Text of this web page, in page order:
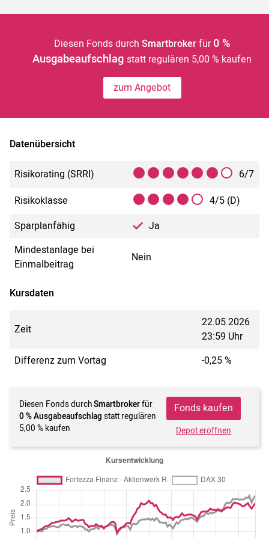
Diesen Fonds durch Smartbrokerfür 0 %
Ausgabeaufschlagstatt regulären 5,00 % kaufen
zum Angebot
Datenübersicht
Risikorating (SRRI)
6/7
Risikoklasse
4/5 (D)
Sparplanfähig
Ja
Mindestanlage bei
Einmalbeitrag
Nein
Kursdaten
Zeit
22.05.2026
23:59 Uhr
Differenz zum Vortag
-0,25 %
Diesen Fonds durchSmartbrokerfür
0 % Ausgabeaufschlag statt regulären
5,00 % kaufen
Fonds kaufen
Depot eröffnen